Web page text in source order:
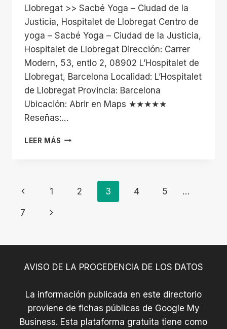
Llobregat >> Sacbé Yoga – Ciudad de la
Justicia, Hospitalet de Llobregat Centro de
yoga – Sacbé Yoga – Ciudad de la Justicia,
Hospitalet de Llobregat Dirección: Carrer
Modern, 53, entlo 2, 08902 L’Hospitalet de
Llobregat, Barcelona Localidad: L’Hospitalet
de Llobregat Provincia: Barcelona
Ubicación: Abrir en Maps ★★★★★
Reseñas:…
LEER MÁS SACBÉ
JUSTICIA,
Navegación
De
Página
anterior
1 2 3 4 5 …
7
Siguiente
AVISO DE LA PROCEDENCIA DE LOS DATOS
La información publicada en este directorio
proviene de fichas públicas de Google My
Business. Esta plataforma gratuita tiene como